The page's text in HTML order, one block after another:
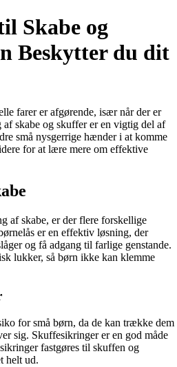
Skabe og
Beskytter du dit
farer er afgørende, især når der er
skabe og skuffer er en vigtig del af
små nysgerrige hænder i at komme
for at lære mere om effektive
af skabe, er der flere forskellige
er en effektiv løsning, der
og få adgang til farlige genstande.
lukker, så børn ikke kan klemme
for små børn, da de kan trække dem
sig. Skuffesikringer er en god måde
fastgøres til skuffen og
helt ud.